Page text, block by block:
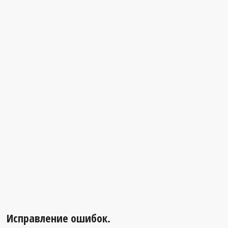
Исправление ошибок.